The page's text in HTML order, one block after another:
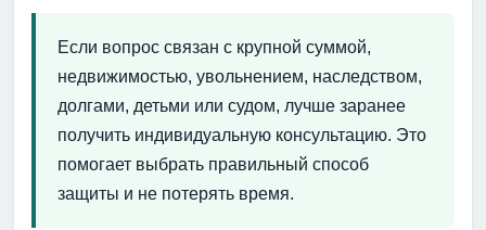
Если вопрос связан с крупной суммой,
недвижимостью, увольнением, наследством,
долгами, детьми или судом, лучше заранее
получить индивидуальную консультацию. Это
помогает выбрать правильный способ
защиты и не потерять время.